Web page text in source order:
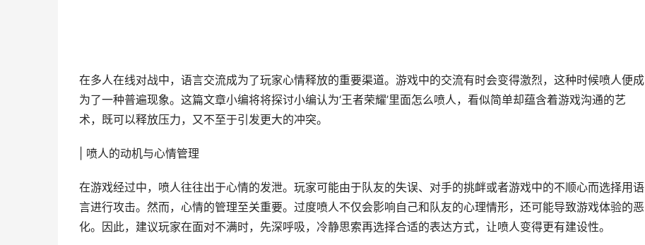
在多人在线对战中，语言交流成为了玩家心情释放的重要渠道。游戏中的交流有时会变得激烈，这种时候喷人便成
为了一种普遍现象。这篇文章小编将将探讨小编认为‘王者荣耀’里面怎么喷人，看似简单却蕴含着游戏沟通的艺
术，既可以释放压力，又不至于引发更大的冲突。
| 喷人的动机与心情管理
在游戏经过中，喷人往往出于心情的发泄。玩家可能由于队友的失误、对手的挑衅或者游戏中的不顺心而选择用语
言进行攻击。然而，心情的管理至关重要。过度喷人不仅会影响自己和队友的心理情形，还可能导致游戏体验的恶
化。因此，建议玩家在面对不满时，先深呼吸，冷静思索再选择合适的表达方式，让喷人变得更有建设性。